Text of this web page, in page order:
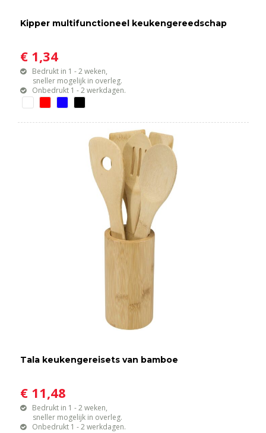
Kipper multifunctioneel keukengereedschap
€ 1,34
Bedrukt in 1 - 2 weken,
sneller mogelijk in overleg.
Onbedrukt 1 - 2 werkdagen.
Tala keukengereisets van bamboe
€ 11,48
Bedrukt in 1 - 2 weken,
sneller mogelijk in overleg.
Onbedrukt 1 - 2 werkdagen.